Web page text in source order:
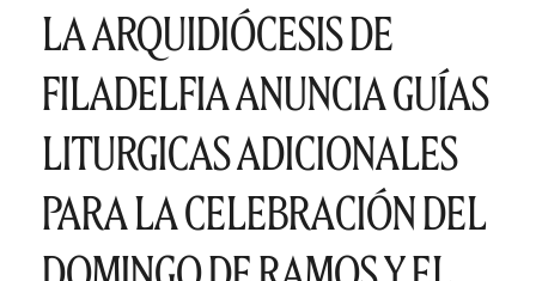
LA ARQUIDIÓCESIS DE
FILADELFIA ANUNCIA GUÍAS
LITURGICAS ADICIONALES
PARA LA CELEBRACIÓN DEL